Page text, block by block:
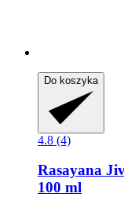
Do koszyka
4.8 (4)
Rasayana
100 ml